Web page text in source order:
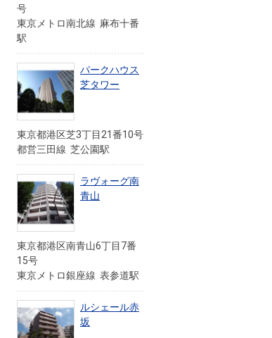
号
東京メトロ南北線 麻布十番
駅
パークハウス
芝タワー
東京都港区芝3丁目21番10号
都営三田線 芝公園駅
ラヴォーグ南
青山
東京都港区南青山6丁目7番
15号
東京メトロ銀座線 表参道駅
ルシェール赤
坂